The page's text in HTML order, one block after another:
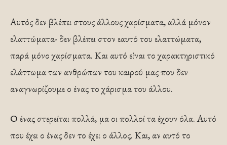
Αυτός δεν βλέπει στους άλλους χαρίσματα, αλλά μόνον
ελαττώματα- δεν βλέπει στον εαυτό του ελαττώματα,
παρά μόνο χαρίσματα. Και αυτό είναι το χαρακτηριστικό
ελάττωμα των ανθρώπων του καιρού μας που δεν
αναγνωρίζουμε ο ένας το χάρισμα του άλλου.
Ο ένας στερείται πολλά, μα οι πολλοί τα έχουν όλα. Αυτό
που έχει ο ένας δεν το έχει ο άλλος. Και, αν αυτό το